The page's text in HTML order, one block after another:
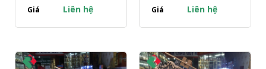
Giá Liên hệ Giá Liên hệ